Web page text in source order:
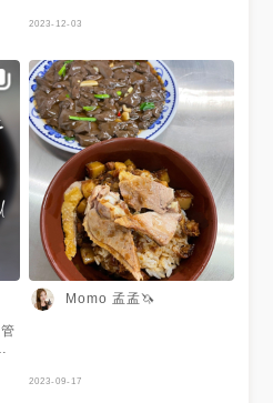
下真可惜 湯麵的湯超級好喝 根
2023-12-03
Momo 孟孟🦄
2023-09-17